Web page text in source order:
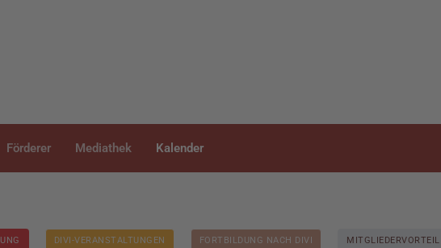
Förderer Mediathek Kalender
DIVI-VERANSTALTUNGEN FORTBILDUNG NACH DIVI MITGLIEDERVORTEIL